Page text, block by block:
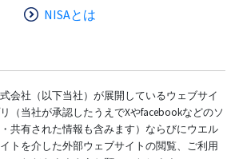
NISAとは
会社（以下当社）が展開しているウェブサイ
（当社が承認したうえでXやfacebookなどのソ
共有された情報も含みます）ならびにウエル
トを介した外部ウェブサイトの閲覧、ご利用